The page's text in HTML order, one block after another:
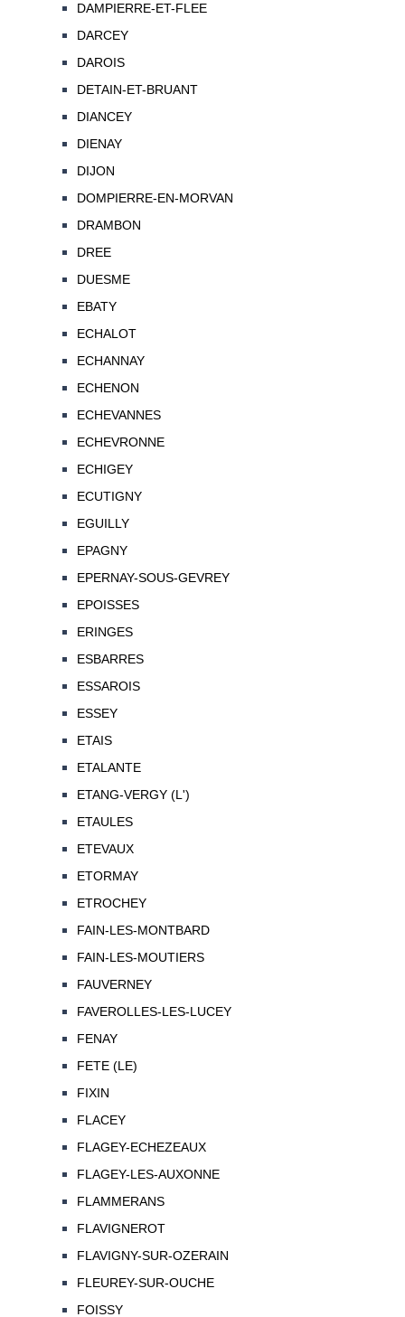
DAMPIERRE-ET-FLEE
DARCEY
DAROIS
DETAIN-ET-BRUANT
DIANCEY
DIENAY
DIJON
DOMPIERRE-EN-MORVAN
DRAMBON
DREE
DUESME
EBATY
ECHALOT
ECHANNAY
ECHENON
ECHEVANNES
ECHEVRONNE
ECHIGEY
ECUTIGNY
EGUILLY
EPAGNY
EPERNAY-SOUS-GEVREY
EPOISSES
ERINGES
ESBARRES
ESSAROIS
ESSEY
ETAIS
ETALANTE
ETANG-VERGY (L')
ETAULES
ETEVAUX
ETORMAY
ETROCHEY
FAIN-LES-MONTBARD
FAIN-LES-MOUTIERS
FAUVERNEY
FAVEROLLES-LES-LUCEY
FENAY
FETE (LE)
FIXIN
FLACEY
FLAGEY-ECHEZEAUX
FLAGEY-LES-AUXONNE
FLAMMERANS
FLAVIGNEROT
FLAVIGNY-SUR-OZERAIN
FLEUREY-SUR-OUCHE
FOISSY